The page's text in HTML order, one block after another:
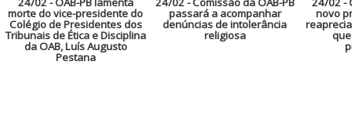
morte do vice-presidente do
Colégio de Presidentes dos
Tribunais de Ética e Disciplina
da OAB, Luís Augusto
Pestana
passará a acompanhar
denúncias de intolerância
religiosa
novo